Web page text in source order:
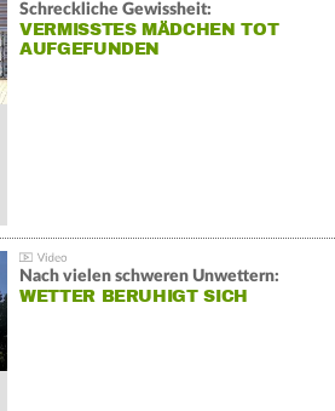
Schreckliche Gewissheit:
VERMISSTES MÄDCHEN TOT
AUFGEFUNDEN
Nach vielen schweren Unwettern:
WETTER BERUHIGT SICH